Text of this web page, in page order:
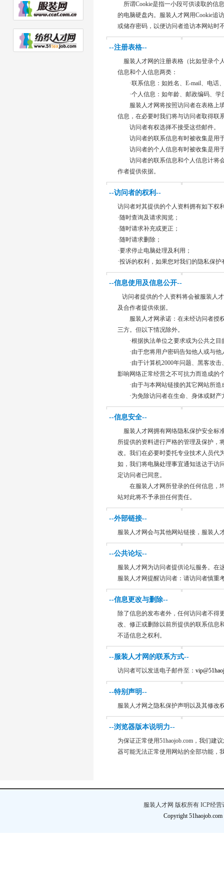
所谓Cookie是指一小段可供读取的信
的电脑硬盘内。服装人才网用Cookie追
或储存密码，以便访问者造访本网站时
--注册表格--
服装人才网的注册表格（比如登录个
信息和个人信息两类：
·联系信息：如姓名、E-mail、电话
·个人信息：如年龄、邮政编码、学
服装人才网将按照访问者在表格上填
信息，在必要时我们将与访问者取得联
访问者有权选择不接受这些邮件。
访问者的联系信息有时被收集是用
访问者的个人信息有时被收集是用
访问者的联系信息和个人信息计将会
作者提供依据。
--访问者的权利--
访问者对其提供的个人资料拥有如下权
·随时查询及请求阅览；
·随时请求补充或更正；
·随时请求删除；
·要求停止电脑处理及利用；
·投诉的权利，如果您对我们的隐私保
--信息使用及信息公开--
访问者提供的个人资料将会被服装人
及合作者提供依据。
服装人才网承诺：在未经访问者授权
三方。但以下情况除外。
·根据执法单位之要求或为公共之目
·由于您将用户密码告知他人或与他
·由于计算机2000年问题、黑客攻击
影响网络正常经营之不可抗力而造成的
·由于与本网站链接的其它网站所造
·为免除访问者在生命、身体或财产
--信息安全--
服装人才网拥有网络隐私保护安全标
所提供的资料进行严格的管理及保护，
改。我们在必要时委托专业技术人员代
如，我们将电脑处理事宜通知送达于访
定访问者已同意。
在服装人才网所登录的任何信息，均
站对此将不予承担任何责任。
--外部链接--
服装人才网会与其他网站链接，服装人
--公共论坛--
服装人才网为访问者提供论坛服务。在
服装人才网提醒访问者：请访问者慎重
--信息更改与删除--
除了信息的发布者外，任何访问者不得
改、修正或删除以前所提供的联系信息
不适信息之权利。
--服装人才网的联系方式--
访问者可以发送电子邮件至：
--特别声明--
服装人才网之隐私保护声明以及其修改
--浏览器版本说明力--
为保证正常使用51haojob.com，我们建
器可能无法正常使用网站的全部功能，
服装人才网 版权所有 ICP经
Copyright